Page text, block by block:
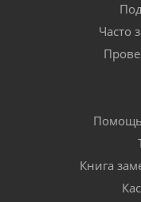
Часто
Помощь
Книга